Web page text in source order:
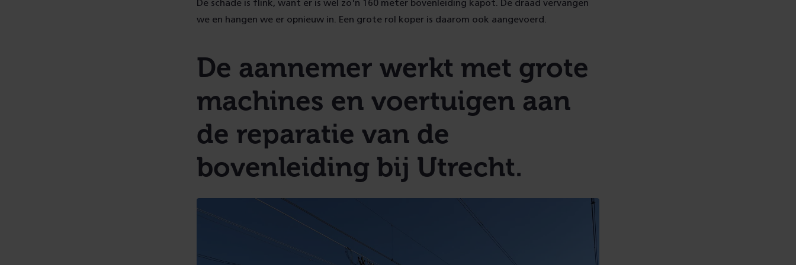
De schade is flink, want er is wel zo'n 160 meter bovenleiding kapot. De draad vervangen
we en hangen we er opnieuw in. Een grote rol koper is daarom ook aangevoerd.
De aannemer werkt met grote
machines en voertuigen aan
de reparatie van de
bovenleiding bij Utrecht.